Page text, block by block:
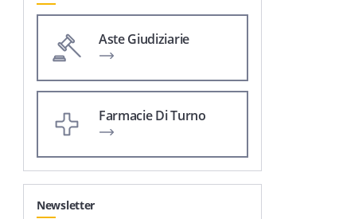
Aste Giudiziarie
Farmacie Di Turno
Newsletter